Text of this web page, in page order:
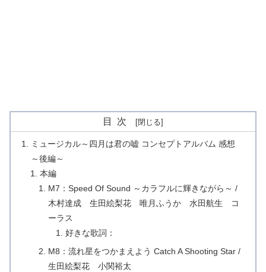
目次
ミュージカル～四月は君の嘘 コンセプトアルバム 感想
～後編～
本編
M7：Speed Of Sound ～カラフルに輝きながら～ /
木村達成 生田絵梨花 唯月ふうか 水田航生 コ
ーラス
好きな歌詞：
M8：流れ星をつかまえよう Catch A Shooting Star /
生田絵梨花 小関裕太